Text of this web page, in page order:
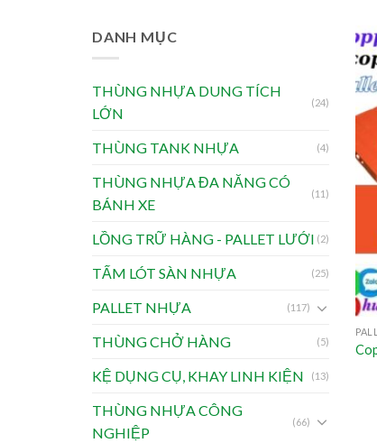
DANH MỤC
THÙNG NHỰA DUNG TÍCH
LỚN
(24)
THÙNG TANK NHỰA (4)
THÙNG NHỰA ĐA NĂNG CÓ
BÁNH XE
(11)
LỒNG TRỮ HÀNG - PALLET LƯỚI (2)
TẤM LÓT SÀN NHỰA (25)
PALLET NHỰA (117)
THÙNG CHỞ HÀNG (5)
KỆ DỤNG CỤ, KHAY LINH KIỆN (13)
THÙNG NHỰA CÔNG
NGHIỆP
(66)